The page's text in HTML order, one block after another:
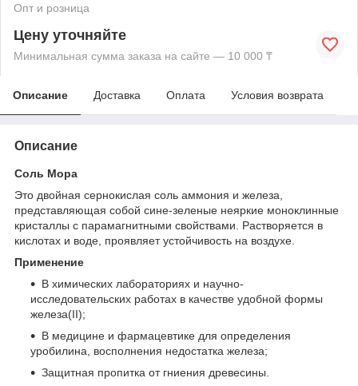
Опт и розница
Цену уточняйте
Минимальная сумма заказа на сайте — 10 000 ₸
Описание Доставка Оплата Условия возврата
Описание
Соль Мора
Это двойная сернокислая соль аммония и железа,
представляющая собой сине-зеленые неяркие моноклинные
кристаллы с парамагнитными свойствами. Растворяется в
кислотах и воде, проявляет устойчивость на воздухе.
Применение
В химических лабораториях и научно-
исследовательских работах в качестве удобной формы
железа(II);
В медицине и фармацевтике для определения
уробилина, восполнения недостатка железа;
Защитная пропитка от гниения древесины.